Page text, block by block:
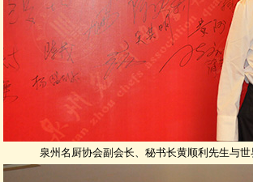
泉州名厨协会副会长、秘书长黄顺利先生与